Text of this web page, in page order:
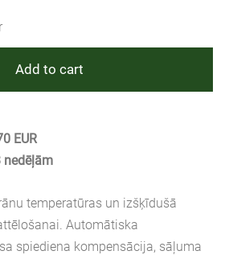
Add to cart
EUR
nedēļām
temperatūras un izšķīdušā
Automātiska
spiediena kompensācija, sāļuma